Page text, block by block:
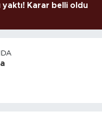
yaktı! Karar belli oldu